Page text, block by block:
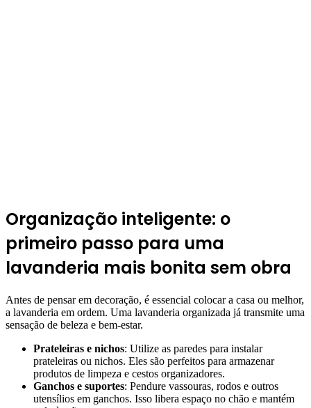
Organização inteligente: o
primeiro passo para uma
lavanderia mais bonita sem obra
Antes de pensar em decoração, é essencial colocar a casa ou melhor,
a lavanderia em ordem. Uma lavanderia organizada já transmite uma
sensação de beleza e bem-estar.
Prateleiras e nichos: Utilize as paredes para instalar
prateleiras ou nichos. Eles são perfeitos para armazenar
produtos de limpeza e cestos organizadores.
Ganchos e suportes: Pendure vassouras, rodos e outros
utensílios em ganchos. Isso libera espaço no chão e mantém